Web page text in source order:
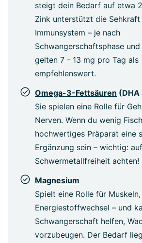
steigt dein Bedarf auf etwa
Zink unterstützt die Sehkraft
Immunsystem – je nach
Schwangerschaftsphase
gelten 7 - 13 mg pro Tag als
empfehlenswert.
Omega-3-Fettsäuren (DHA
Sie spielen eine Rolle für
Nerven. Wenn du wenig
hochwertiges Präparat eine
Ergänzung sein – wichtig: auf
Schwermetallfreiheit achten!
Magnesium
Spielt eine Rolle für
Energiestoffwechsel – und
Schwangerschaft helfen,
vorzubeugen. Der Bedarf